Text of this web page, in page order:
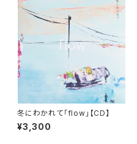
冬にわかれて「flow」【CD】
¥3,300